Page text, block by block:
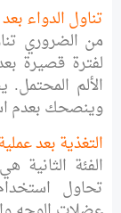
تناول الدواء بعد
من الضروري
لفترة قصيرة
الألم
وينصحك بعدم
التغذية بعد
الفئة الثانية
تحاول استخدام